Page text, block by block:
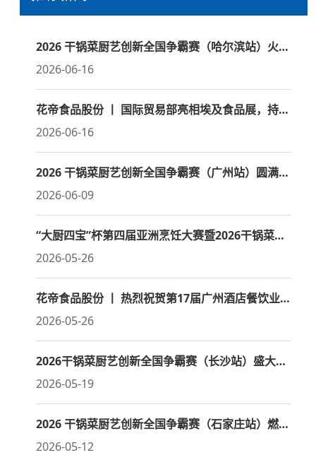
2026 干锅菜厨艺创新全国争霸赛（哈尔滨站）火热开赛
2026-06-16
花帝食品股份 丨 国际贸易部亮相埃及食品展，持续深耕国际市场
2026-06-16
2026 干锅菜厨艺创新全国争霸赛（广州站）圆满收官
2026-06-09
“大厨四宝”杯第四届亚洲烹饪大赛暨2026干锅菜创新风味邀请赛
2026-05-26
花帝食品股份 丨 热烈祝贺第17届广州酒店餐饮业博览会暨广州国际餐饮食材展盛大开幕
2026-05-26
2026干锅菜厨艺创新全国争霸赛（长沙站）盛大启幕
2026-05-19
2026 干锅菜厨艺创新全国争霸赛（石家庄站）燃情开赛
2026-05-12